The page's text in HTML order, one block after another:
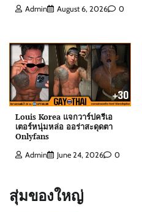
Admin August 6, 2026 0
Louis Korea แจกวาร์ปครีเอ
เตอร์หนุ่มหล่อ ออร่าสะดุดตา
Onlyfans
Admin June 24, 2026 0
สุ่มของใหญ่
ดิว ธีรภัทร แจก
Admin July
สกาย พิเชษฐ์ แจ
International
Admin